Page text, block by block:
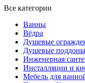
Все категории
Ванны
Вёдра
Душевые
Душевые поддоны
Инженерная
Инсталляции и
Мебель для